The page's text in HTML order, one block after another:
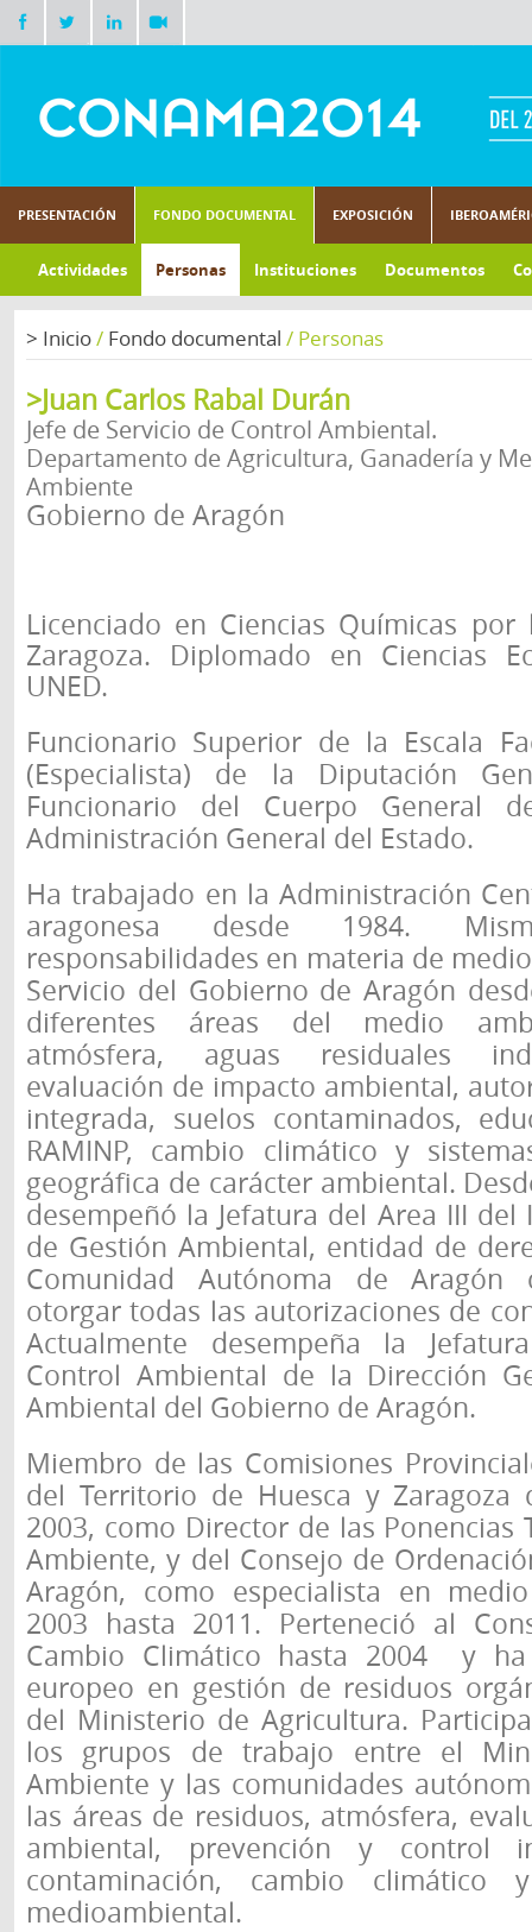
PRESENTACIÓN FONDO DOCUMENTAL EXPOSICIÓN
Actividades Personas Instituciones Documentos
> Inicio/ Fondo documental / Personas
>Juan Carlos Rabal Durán
Jefe de Servicio de Control Ambiental.
Departamento de Agricultura, Ganadería y
Ambiente
Gobierno de Aragón
Licenciado en Ciencias Químicas
Zaragoza. Diplomado en Ciencias
UNED.
Funcionario Superior de la Escala
(Especialista) de la Diputación
Funcionario del Cuerpo General
Administración General del Estado.
Ha trabajado en la Administración
aragonesa desde 1984.
responsabilidades en materia de
Servicio del Gobierno de Aragón
diferentes áreas del medio
atmósfera, aguas residuales
evaluación de impacto ambiental,
integrada, suelos contaminados,
RAMINP, cambio climático y
geográfica de carácter ambiental.
desempeñó la Jefatura del Area III del
de Gestión Ambiental, entidad de
Comunidad Autónoma de Aragón
otorgar todas las autorizaciones de
Actualmente desempeña la
Control Ambiental de la Dirección
Ambiental del Gobierno de Aragón.
Miembro de las Comisiones
del Territorio de Huesca y Zaragoza
2003, como Director de las Ponencias
Ambiente, y del Consejo de
Aragón, como especialista en
2003 hasta 2011. Perteneció al
Cambio Climático hasta 2004 y ha
europeo en gestión de residuos
del Ministerio de Agricultura.
los grupos de trabajo entre el
Ambiente y las comunidades
las áreas de residuos, atmósfera,
ambiental, prevención y control
contaminación, cambio climático
medioambiental.